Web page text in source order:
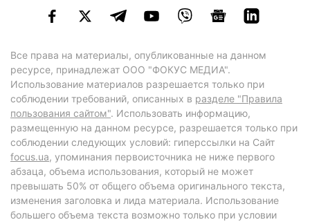
Все права на материалы, опубликованные на данном
ресурсе, принадлежат ООО "ФОКУС МЕДИА".
Использование материалов разрешается только при
соблюдении требований, описанных в разделе "Правила
пользования сайтом". Использовать информацию,
размещенную на данном ресурсе, разрешается только при
соблюдении следующих условий: гиперссылки на Сайт
focus.ua, упоминания первоисточника не ниже первого
абзаца, объема использования, который не может
превышать 50% от общего объема оригинального текста,
изменения заголовка и лида материала. Использование
большего объема текста возможно только при условии